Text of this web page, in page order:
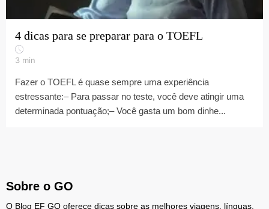
4 dicas para se preparar para o TOEFL
3 min
Fazer o TOEFL é quase sempre uma experiência
estressante:– Para passar no teste, você deve atingir uma
determinada pontuação;– Você gasta um bom dinhe...
Sobre o GO
O Blog EF GO oferece dicas sobre as melhores viagens, línguas,